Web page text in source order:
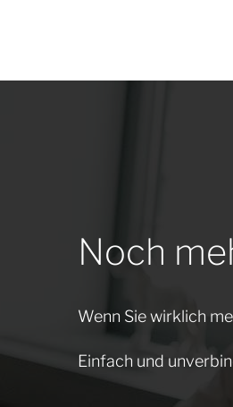
Noch
Wenn Sie wirklich
Einfach und